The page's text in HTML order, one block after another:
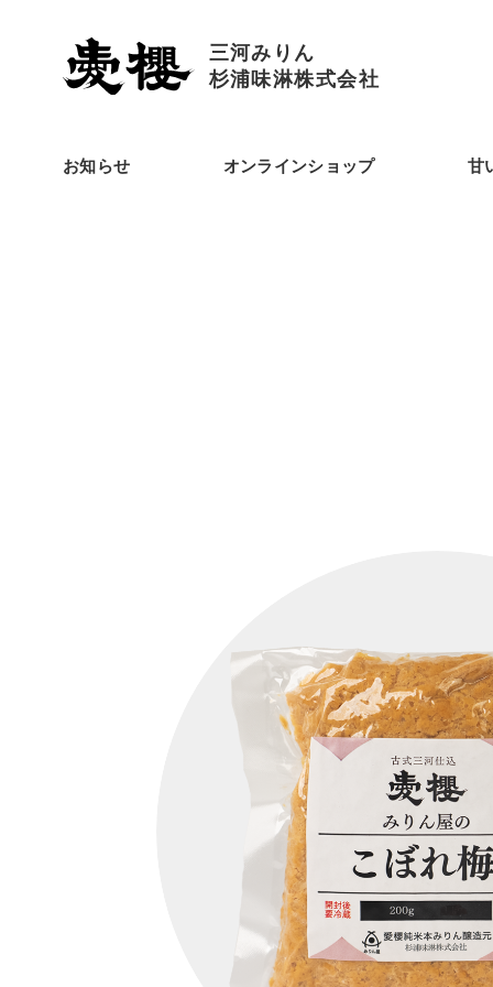
三河みりん
杉浦味淋株式会社
お知らせ オンラインショップ 甘